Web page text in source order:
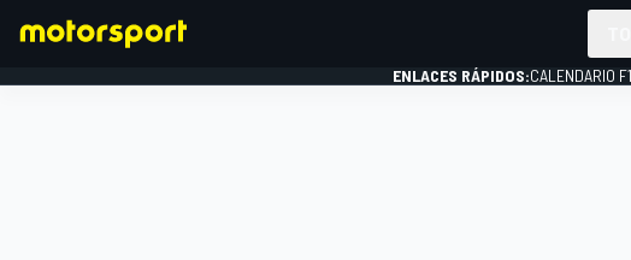
ENLACES RÁPIDOS:CALENDARIO